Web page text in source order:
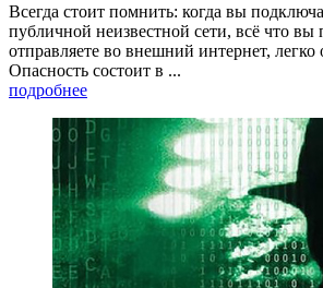
Всегда стоит помнить: когда вы
публичной неизвестной сети, всё что вы
отправляете во внешний интернет, легко
Опасность состоит в ...
подробнее